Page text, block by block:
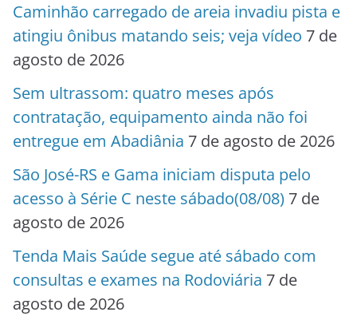
Caminhão carregado de areia invadiu pista e
atingiu ônibus matando seis; veja vídeo 7 de
agosto de 2026
Sem ultrassom: quatro meses após
contratação, equipamento ainda não foi
entregue em Abadiânia 7 de agosto de 2026
São José-RS e Gama iniciam disputa pelo
acesso à Série C neste sábado(08/08) 7 de
agosto de 2026
Tenda Mais Saúde segue até sábado com
consultas e exames na Rodoviária 7 de
agosto de 2026